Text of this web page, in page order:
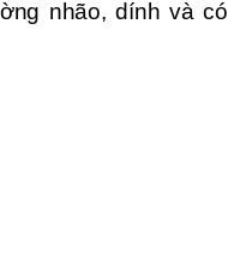
nhão, dính và có